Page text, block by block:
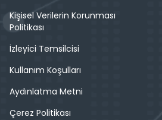
Kişisel Verilerin Korunması
Politikası
İzleyici Temsilcisi
Kullanım Koşulları
Aydınlatma Metni
Çerez Politikası